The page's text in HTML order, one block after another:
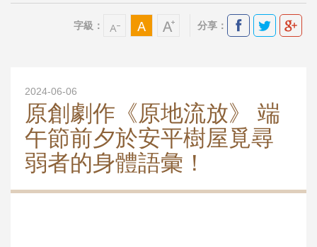
字級： 分享：
2024-06-06
原創劇作《原地流放》 端
午節前夕於安平樹屋覓尋
弱者的身體語彙！